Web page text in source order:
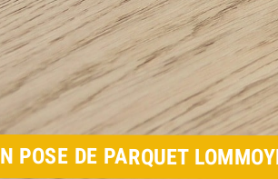
POSE DE PARQUET